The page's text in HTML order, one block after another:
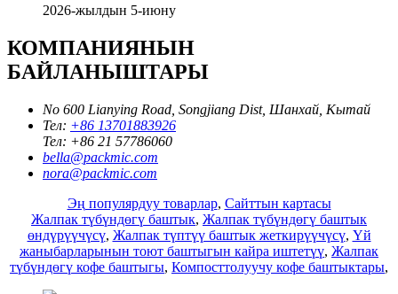
2026-жылдын 5-июну
КОМПАНИЯНЫН
БАЙЛАНЫШТАРЫ
No 600 Lianying Road, Songjiang Dist, Шанхай, Кытай
Тел: +86 13701883926
Тел: +86 21 57786060
bella@packmic.com
nora@packmic.com
Эң популярдуу товарлар, Сайттын картасы
Жалпак түбүндөгү баштык, Жалпак түбүндөгү баштык
өндүрүүчүсү, Жалпак түптүү баштык жеткирүүчүсү, Үй
жаныбарларынын тоют баштыгын кайра иштетүү, Жалпак
түбүндөгү кофе баштыгы, Компосттолуучу кофе баштыктары,